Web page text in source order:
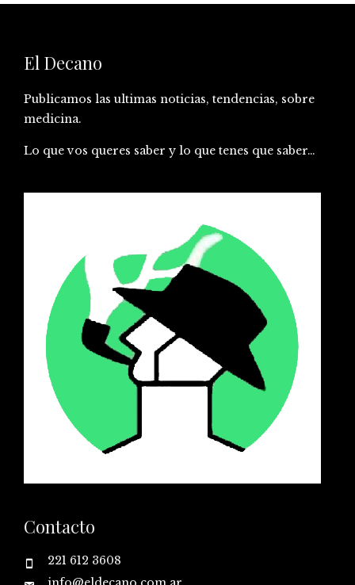
El Decano
Publicamos las ultimas noticias, tendencias, sobre
medicina.
Lo que vos queres saber y lo que tenes que saber…
Contacto
221 612 3608